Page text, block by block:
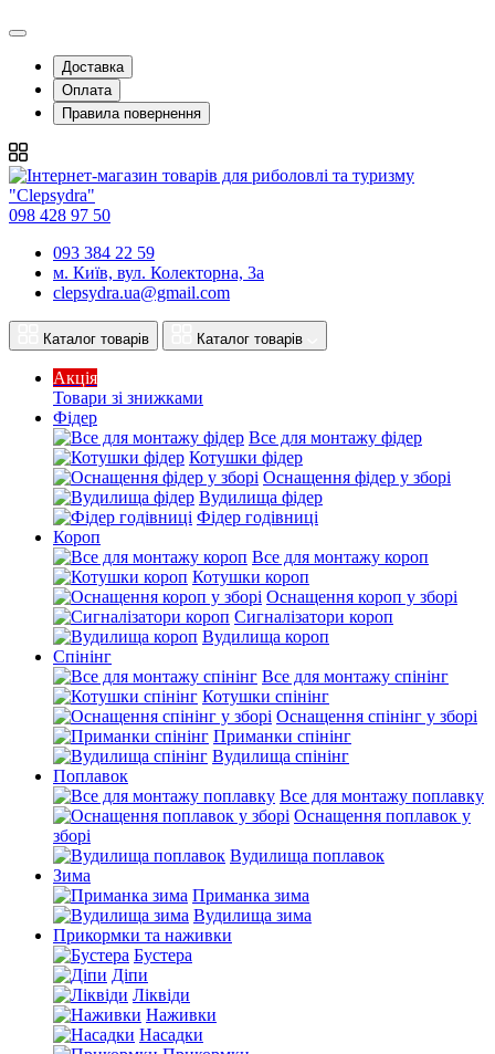
Доставка
Оплата
Правила повернення
098 428 97 50
093 384 22 59
м. Київ, вул. Колекторна, 3а
clepsydra.ua@gmail.com
Каталог товарів Каталог товарів
Акція
Товари зі знижками
Фідер
Все для монтажу фідер
Котушки фідер
Оснащення фідер у зборі
Вудилища фідер
Фідер годівниці
Короп
Все для монтажу короп
Котушки короп
Оснащення короп у зборі
Сигналізатори короп
Вудилища короп
Спінінг
Все для монтажу спінінг
Котушки спінінг
Оснащення спінінг у зборі
Приманки спінінг
Вудилища спінінг
Поплавок
Все для монтажу поплавку
Оснащення поплавок у
зборі
Вудилища поплавок
Зима
Приманка зима
Вудилища зима
Прикормки та наживки
Бустера
Діпи
Ліквіди
Наживки
Насадки